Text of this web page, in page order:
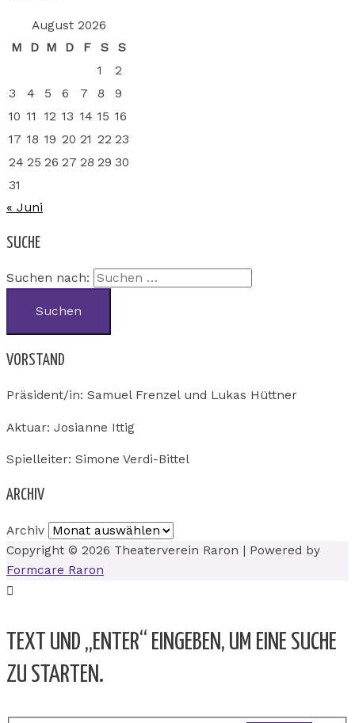
August 2026
M
D M D F S
S
1
2
3
4 5 6 7 8
9
10 11 12 13 14 15 16
17 18 19 20 21 22 23
24 25 26 27 28 29 30
31
« Juni
SUCHE
Suchen nach:
VORSTAND
Präsident/in: Samuel Frenzel und Lukas Hüttner
Aktuar: Josianne Ittig
Spielleiter: Simone Verdi-Bittel
ARCHIV
Archiv
Copyright © 2026 Theaterverein Raron | Powered by
Formcare Raron
TEXT UND „ENTER“ EINGEBEN, UM EINE SUCHE
ZU STARTEN.